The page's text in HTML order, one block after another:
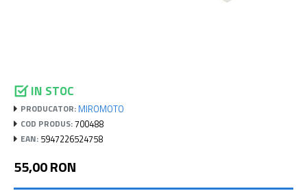
IN STOC
PRODUCATOR: MIROMOTO
COD PRODUS:700488
EAN: 5947226524758
55,00 RON